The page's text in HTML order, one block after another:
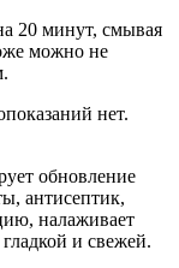
20 минут, смывая
можно не
нет.
обновление
антисептик,
налаживает
и свежей.